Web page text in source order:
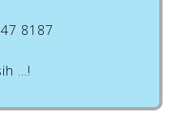
8187
…!